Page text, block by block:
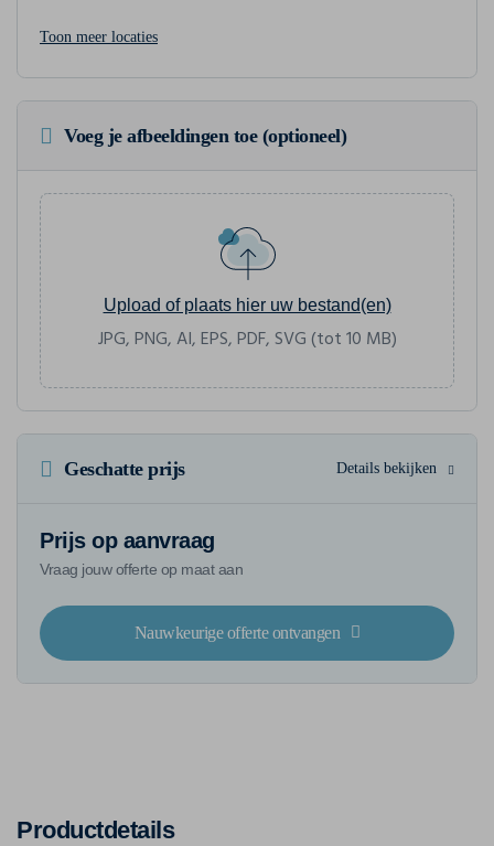
Toon meer locaties
Voeg je afbeeldingen toe (optioneel)
Upload of plaats hier uw bestand(en)
JPG, PNG, AI, EPS, PDF, SVG (tot 10 MB)
Geschatte prijs Details bekijken
Prijs op aanvraag
Vraag jouw offerte op maat aan
Nauwkeurige offerte ontvangen
Productdetails